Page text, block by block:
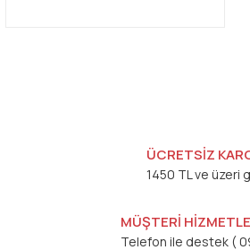
ÜCRETSİZ
1450 TL ve üzeri
MÜŞTERİ
Telefon ile destek (